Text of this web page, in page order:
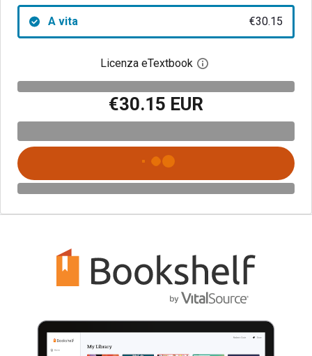
A vita €30.15
Licenza eTextbook Apri la finestra di
€30.15 EUR